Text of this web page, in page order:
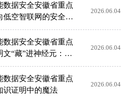
数据安全安徽省重点
低空智联网的安全管
2026.06.04
数据安全安徽省重点
“藏”进神经元：基
2026.06.04
数据安全安徽省重点
识证明中的魔法
2026.06.04